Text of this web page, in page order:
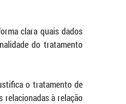
clara quais dados
do tratamento
o tratamento de
relacionadas à relação